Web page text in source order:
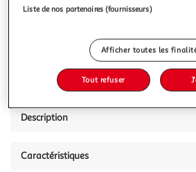
Description
Caractéristiques
Liste de nos partenaires (fournisseurs)
Afficher toutes les
Tout refuser